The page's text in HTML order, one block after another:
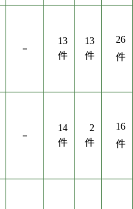
－
13
件
13
件
26
件
－
14
件
2
件
16
件